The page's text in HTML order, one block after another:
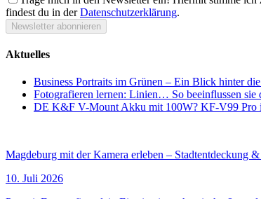
findest du in derDatenschutzerklärung.
Aktuelles
Business Portraits im Grünen – Ein Blick hinter
Fotografieren lernen: Linien… So beeinflussen
DE K&F V-Mount Akku mit 100W? KF-V99 Pro
Magdeburg mit der Kamera erleben – Stadtentdeckung
10. Juli 2026